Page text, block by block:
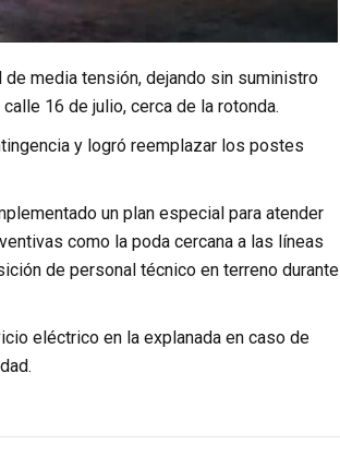
media tensión, dejando sin suministro
16 de julio, cerca de la rotonda.
y logró reemplazar los postes
un plan especial para atender
como la poda cercana a las líneas
de personal técnico en terreno durante
eléctrico en la explanada en caso de